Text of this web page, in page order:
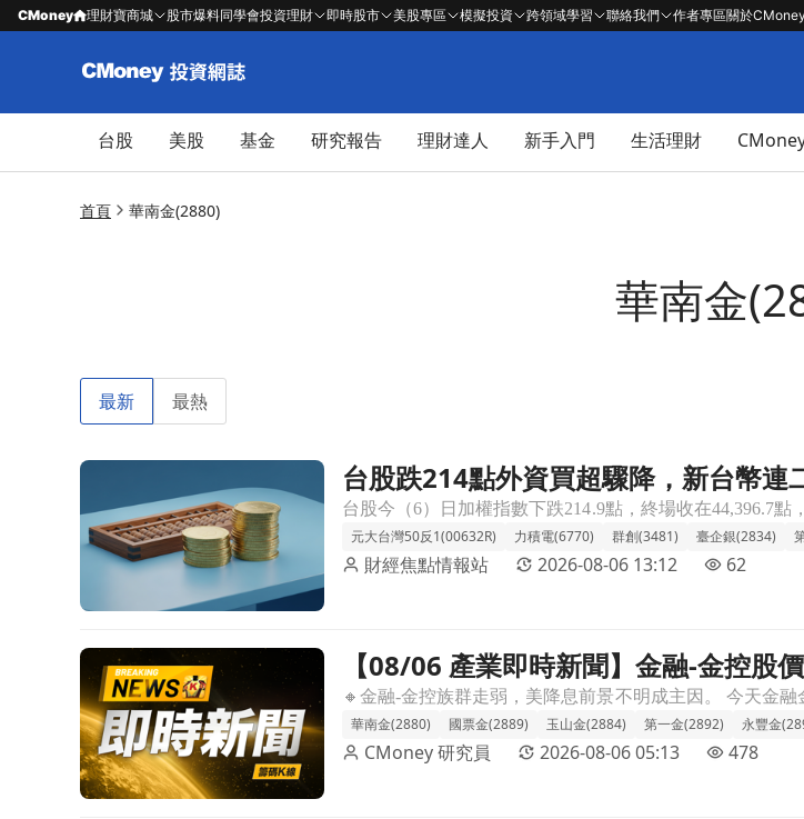
CMoney 理財寶商城 股市爆料同學會投資理財 即時股市 美股專區 模擬投資 跨領域學習 聯絡我們 作者專區關於CMoney
台股 美股 基金 研究報告 理財達人 新手入門 生活理財
首頁 華南金(2880)
華南金
最新 最熱
前往台股跌214點外資買超驟降，新台幣連二升文章頁台股跌214點外資買超驟降，新台幣連
元大台灣50反1(00632R)
力積電(6770) 群創(3481) 臺企銀(2834)
財經焦點情報站 2026-08-06 13:12 62
前往【08/06 產業即時新聞】金融-金控股價全面下挫，降息預期降溫拖累整體表現。文章頁
【08/06 產業即時新聞】金融-金控股
華南金(2880)
國票金(2889) 玉山金(2884) 第一金(2892) 永豐金
CMoney 研究員 2026-08-06 05:13 478